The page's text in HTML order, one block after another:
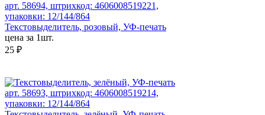
арт. 58694, штрихкод: 4606008519221,
упаковки: 12/144/864
Текстовыделитель, розовый, УФ-печать
цена за 1шт.
25 ₽
арт. 58693, штрихкод: 4606008519214,
упаковки: 12/144/864